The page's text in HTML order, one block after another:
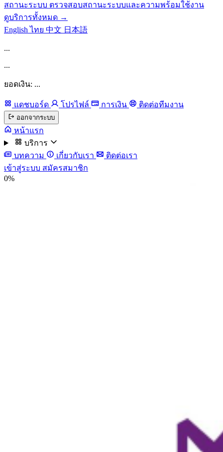
สถานะระบบ ตรวจสอบสถานะระบบและความพร้อมใช้งาน
ดูบริการทั้งหมด →
Englishไทย 中文 日本語
...
...
ยอดเงิน: ...
แดชบอร์ด โปรไฟล์ การเงิน ติดต่อทีมงาน
ออกจากระบบ
หน้าแรก
บริการ
บทความ
เกี่ยวกับเรา
ติดต่อเรา
เข้าสู่ระบบ สมัครสมาชิก
0%